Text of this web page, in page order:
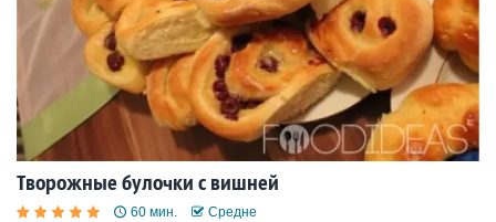
Творожные булочки с вишней
60 мин. Средне